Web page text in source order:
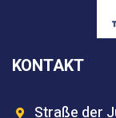
KONTAKT
Straße der